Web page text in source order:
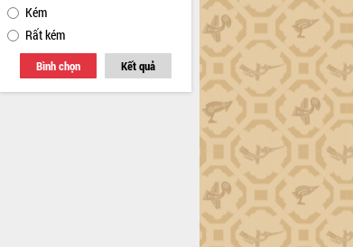
Kém
Rất kém
Bình chọn Kết quả